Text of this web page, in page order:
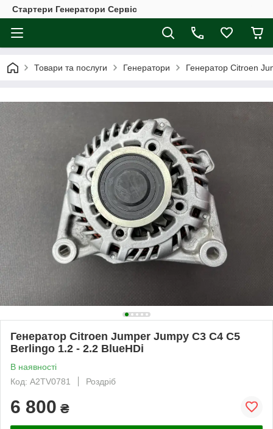
Стартери Генератори Сервіс
Товари та послуги Генератори Генератор Citroen
Генератор Citroen Jumper Jumpy С3 С4 С5
Berlingo 1.2 - 2.2 BlueHDi
В наявності
Код: A2TV0781
Роздріб
6 800 ₴